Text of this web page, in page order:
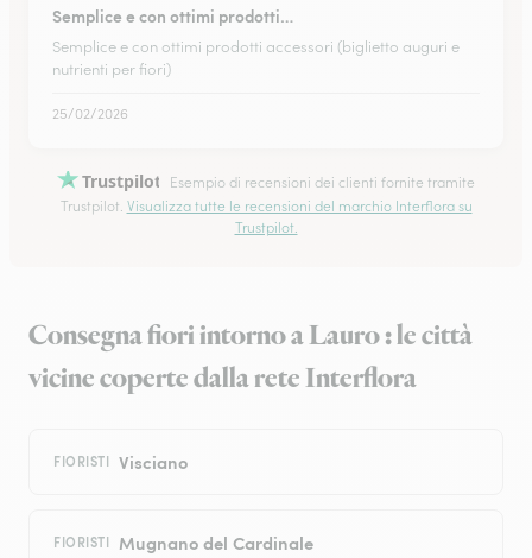
Semplice e con ottimi prodotti…
Semplice e con ottimi prodotti accessori (biglietto auguri e
nutrienti per fiori)
25/02/2026
Trustpilot
Esempio di recensioni dei clienti fornite tramite
Trustpilot. Visualizza tutte le recensioni del marchio Interflora su
Trustpilot.
Consegna fiori intorno a Lauro : le città
vicine coperte dalla rete Interflora
FIORISTI Visciano
FIORISTI Mugnano del Cardinale